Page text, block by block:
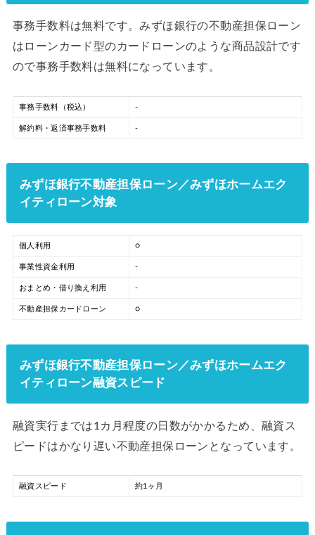
事務手数料は無料です。みずほ銀行の不動産担保ローン
はローンカード型のカードローンのような商品設計です
ので事務手数料は無料になっています。
事務手数料（税込） -
解約料・返済事務手数料 -
みずほ銀行不動産担保ローン／みずほホームエク
イティローン対象
個人利用 ○
事業性資金利用 -
おまとめ・借り換え利用 -
不動産担保カードローン ○
みずほ銀行不動産担保ローン／みずほホームエク
イティローン融資スピード
融資実行までは1カ月程度の日数がかかるため、融資ス
ピードはかなり遅い不動産担保ローンとなっています。
融資スピード 約1ヶ月